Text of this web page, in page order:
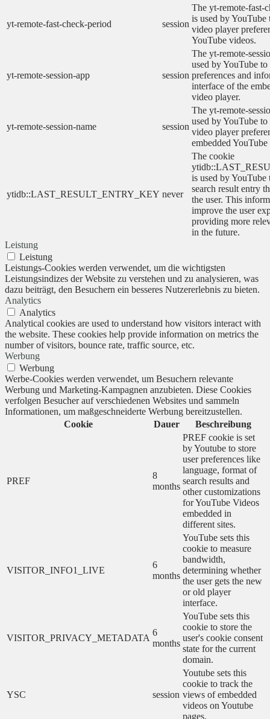
yt-remote-fast-check-period session
The yt-remote-fast-
is used by YouTube
video player
YouTube videos.
yt-remote-session-app session
The yt-remote-
used by YouTube to
preferences and
interface of the
video player.
yt-remote-session-name session
The yt-remote-
used by YouTube to
video player
embedded
ytidb::LAST_RESULT_ENTRY_KEY never
The cookie
is used by YouTube
search result entry
the user. This
improve the user
providing more
in the future.
Leistung
Leistung
Leistungs-Cookies werden verwendet, um die wichtigsten
Leistungsindizes der Website zu verstehen und zu analysieren, was
dazu beiträgt, den Besuchern ein besseres Nutzererlebnis zu bieten.
Analytics
Analytics
Analytical cookies are used to understand how visitors interact with
the website. These cookies help provide information on metrics the
number of visitors, bounce rate, traffic source, etc.
Werbung
Werbung
Werbe-Cookies werden verwendet, um Besuchern relevante
Werbung und Marketing-Kampagnen anzubieten. Diese Cookies
verfolgen Besucher auf verschiedenen Websites und sammeln
Informationen, um maßgeschneiderte Werbung bereitzustellen.
Cookie
Dauer Beschreibung
PREF
8
months
PREF cookie is set
by Youtube to store
user preferences like
language, format of
search results and
other customizations
for YouTube Videos
embedded in
different sites.
VISITOR_INFO1_LIVE
6
months
YouTube sets this
cookie to measure
bandwidth,
determining whether
the user gets the new
or old player
interface.
VISITOR_PRIVACY_METADATA
6
months
YouTube sets this
cookie to store the
user's cookie consent
state for the current
domain.
YSC session
Youtube sets this
cookie to track the
views of embedded
videos on Youtube
pages.